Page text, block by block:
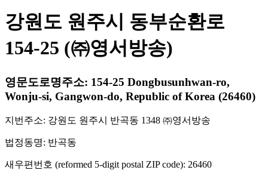
강원도 원주시 동부순환로
154-25 (㈜영서방송)
영문도로명주소: 154-25 Dongbusunhwan-ro,
Wonju-si, Gangwon-do, Republic of Korea (26460)
지번주소: 강원도 원주시 반곡동 1348 ㈜영서방송
법정동명: 반곡동
새우편번호 (reformed 5-digit postal ZIP code): 26460